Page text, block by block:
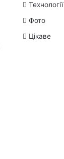
Технології
Фото
Цікаве